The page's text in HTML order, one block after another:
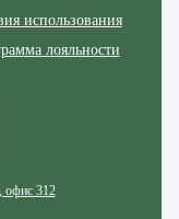
использования
лояльности
офис 312